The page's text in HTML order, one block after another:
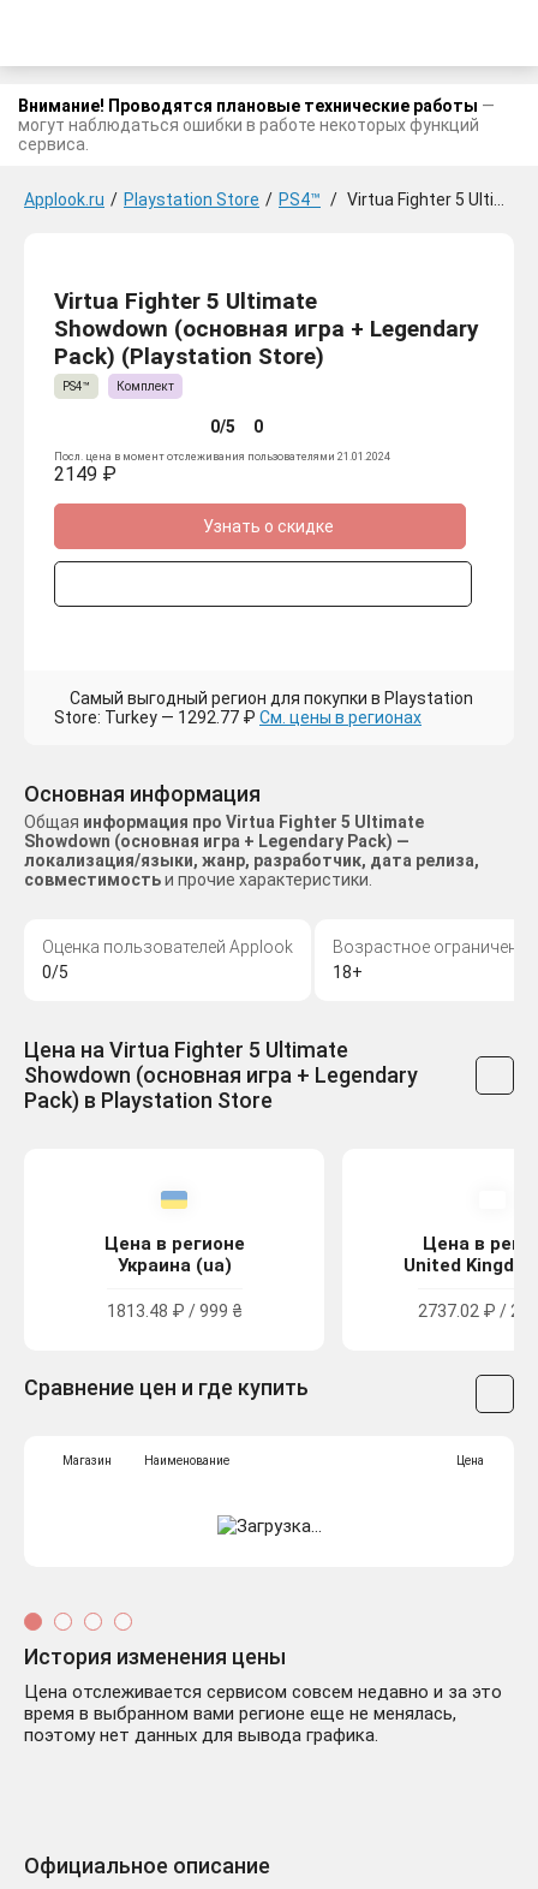
Внимание! Проводятся плановые технические работы —
могут наблюдаться ошибки в работе некоторых функций
сервиса.
Applook.ru / Playstation Store / PS4™ / Virtua Fighter 5 Ultimate Showdown (основная игра + Legendary Pack)
Virtua Fighter 5 Ultimate
Showdown (основная игра + Legendary
Pack) (Playstation Store)
PS4™ Комплект
0/5 0
Посл. цена в момент отслеживания пользователями 21.01.2024
2149 ₽
Узнать о скидке
Самый выгодный регион для покупки в Playstation
Store: Turkey — 1292.77 ₽ См. цены в регионах
Основная информация
Общая информация про Virtua Fighter 5 Ultimate
Showdown (основная игра + Legendary Pack) —
локализация/языки, жанр, разработчик, дата релиза,
совместимостьи прочие характеристики.
Оценка пользователей Applook
0/5
Возрастное ограничение
18+
Цена на Virtua Fighter 5 Ultimate
Showdown (основная игра + Legendary
Pack) в Playstation Store
Цена в регионе
Украина (ua)
1813.48 ₽ / 999 ₴
Цена в
United
2737.02 ₽ /
Сравнение цен и где купить
Магазин Наименование Цена
История изменения цены
Цена отслеживается сервисом совсем недавно и за это
время в выбранном вами регионе еще не менялась,
поэтому нет данных для вывода графика.
Официальное описание